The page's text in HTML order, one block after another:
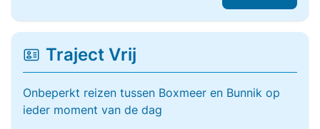
Traject Vrij
Onbeperkt reizen tussen Boxmeer en Bunnik op
ieder moment van de dag